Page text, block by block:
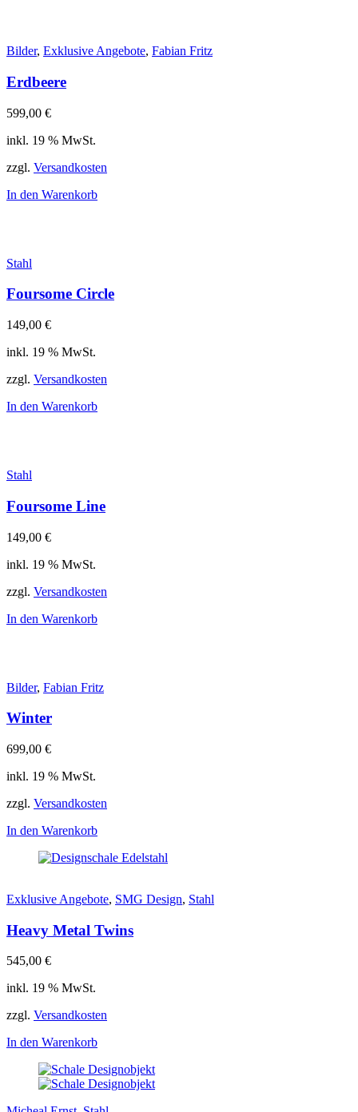
Bilder, Exklusive Angebote, Fabian Fritz
Erdbeere
599,00 €
inkl. 19 % MwSt.
zzgl. Versandkosten
In den Warenkorb
Stahl
Foursome Circle
149,00 €
inkl. 19 % MwSt.
zzgl. Versandkosten
In den Warenkorb
Stahl
Foursome Line
149,00 €
inkl. 19 % MwSt.
zzgl. Versandkosten
In den Warenkorb
Bilder, Fabian Fritz
Winter
699,00 €
inkl. 19 % MwSt.
zzgl. Versandkosten
In den Warenkorb
Exklusive Angebote, SMG Design, Stahl
Heavy Metal Twins
545,00 €
inkl. 19 % MwSt.
zzgl. Versandkosten
In den Warenkorb